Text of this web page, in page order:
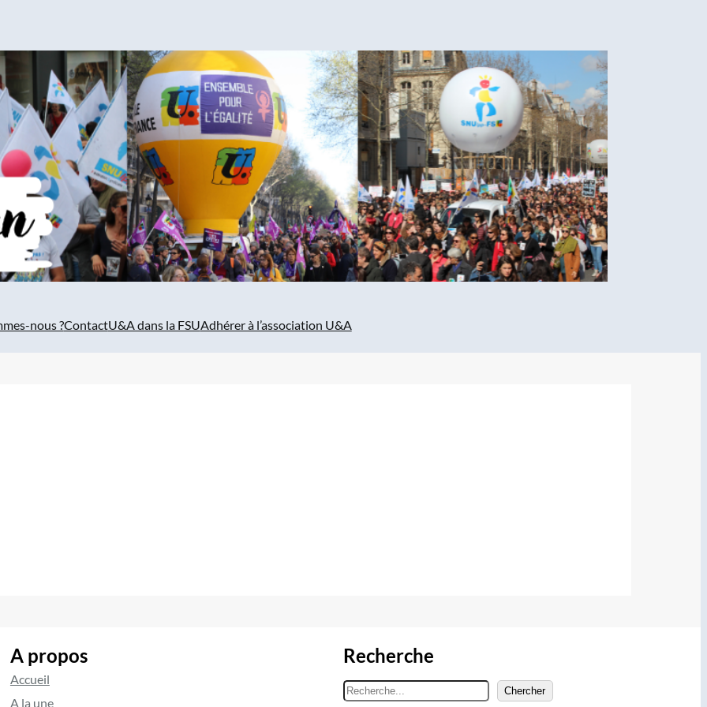
nous ?ContactU&A dans la FSUAdhérer à l’association U&A
A propos
Accueil
A la une
Recherche
R Chercher